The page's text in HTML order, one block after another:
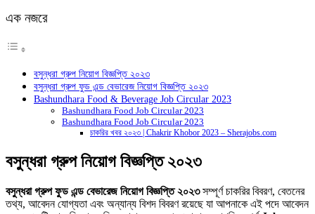
এক নজরে
বসুন্ধরা গ্রুপ নিয়োগ বিজ্ঞপ্তি ২০২৩
বসুন্ধরা গ্রুপ ফুড এন্ড বেভারেজ নিয়োগ বিজ্ঞপ্তি ২০২৩
Bashundhara Food & Beverage Job Circular 2023
Bashundhara Food Job Circular 2023
Bashundhara Food Job Circular 2023
চাকরির খবর ২০২৩ | Chakrir Khobor 2023 – Sherajobs.com
বসুন্ধরা গ্রুপ নিয়োগ বিজ্ঞপ্তি ২০২৩
বসুন্ধরা গ্রুপ ফুড এন্ড বেভারেজ নিয়োগ বিজ্ঞপ্তি ২০২৩সম্পূর্ণ চাকরির বিবরণ, বেতনের
তথ্য, আবেদন যোগ্যতা এবং অন্যান্য বিশদ বিবরণ রয়েছে যা আপনাকে এই পদে আবেদন